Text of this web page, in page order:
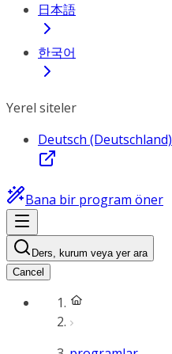
日本語
한국어
Yerel siteler
Deutsch (Deutschland)
Bana bir program öner
Ders, kurum veya yer ara
Cancel